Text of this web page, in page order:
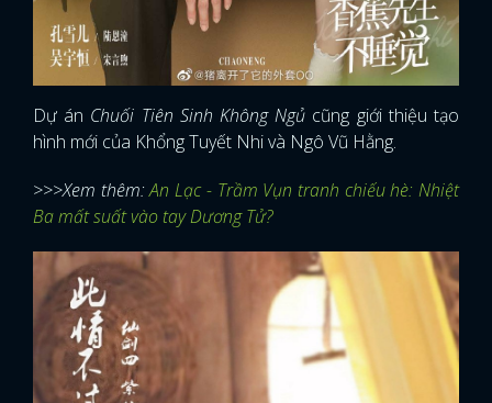
Dự án Chuối Tiên Sinh Không Ngủ cũng giới thiệu tạo
hình mới của Khổng Tuyết Nhi và Ngô Vũ Hằng.
>>>Xem thêm:An Lạc - Trầm Vụn tranh chiếu hè: Nhiệt
Ba mất suất vào tay Dương Tử?